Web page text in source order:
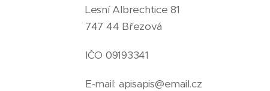
Lesní Albrechtice 81
747 44 Březová
IČO 09193341
E-mail: apisapis@email.cz